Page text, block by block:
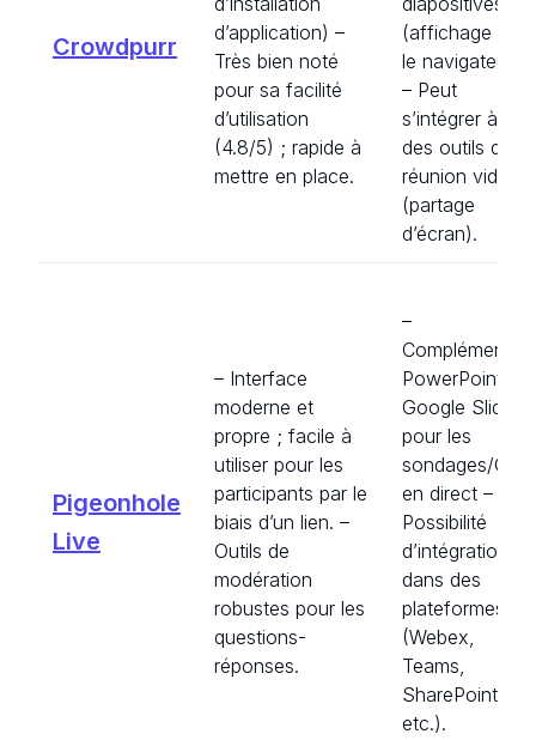
Crowdpurr
d’application) –
Très bien noté
pour sa facilité
d’utilisation
(4.8/5) ; rapide à
mettre en place.
(affichage via
le navigateur)
– Peut
s’intégrer à
des outils de
réunion vidéo
(partage
d’écran).
Pigeonhole
Live
– Interface
moderne et
propre ; facile à
utiliser pour les
participants par le
biais d’un lien. –
Outils de
modération
robustes pour les
questions-
réponses.
–
Compléments
PowerPoint et
Google Slides
pour les
sondages/Q&A
en direct –
Possibilité
d’intégration
dans des
plateformes
(Webex,
Teams,
SharePoint,
etc.).